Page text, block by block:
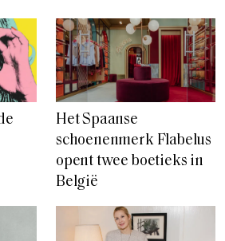
Het Spaanse
schoenenmerk Flabelus
opent twee boetieks in
België